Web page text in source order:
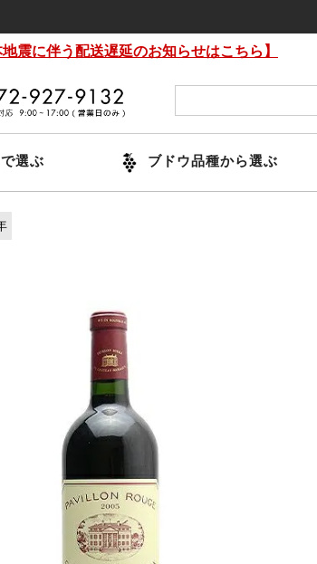
地震に伴う配送遅延のお知らせはこちら】
選ぶ ブドウ品種から選ぶ